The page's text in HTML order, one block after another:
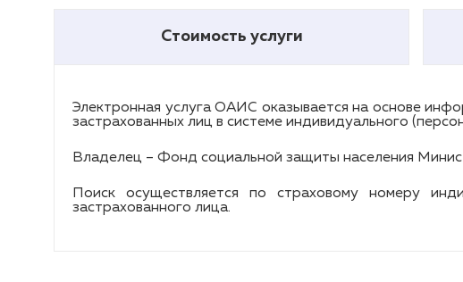
Стоимость услуги
Электронная услуга ОАИС оказывается на основе
застрахованных лиц в системе индивидуального
Владелец – Фонд социальной защиты населения
Поиск осуществляется по страховому номеру
застрахованного лица.